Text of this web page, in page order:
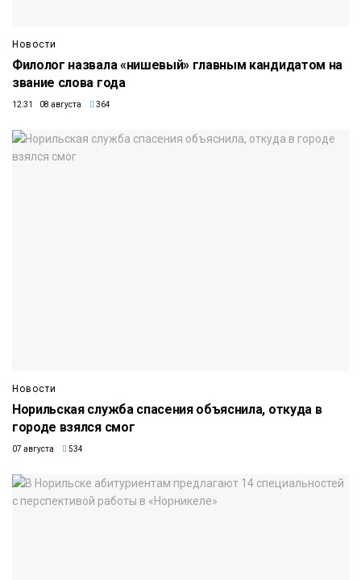
Новости
Филолог назвала «нишевый» главным кандидатом на
звание слова года
12:31 08 августа 364
Новости
Норильская служба спасения объяснила, откуда в
городе взялся смог
07 августа 534